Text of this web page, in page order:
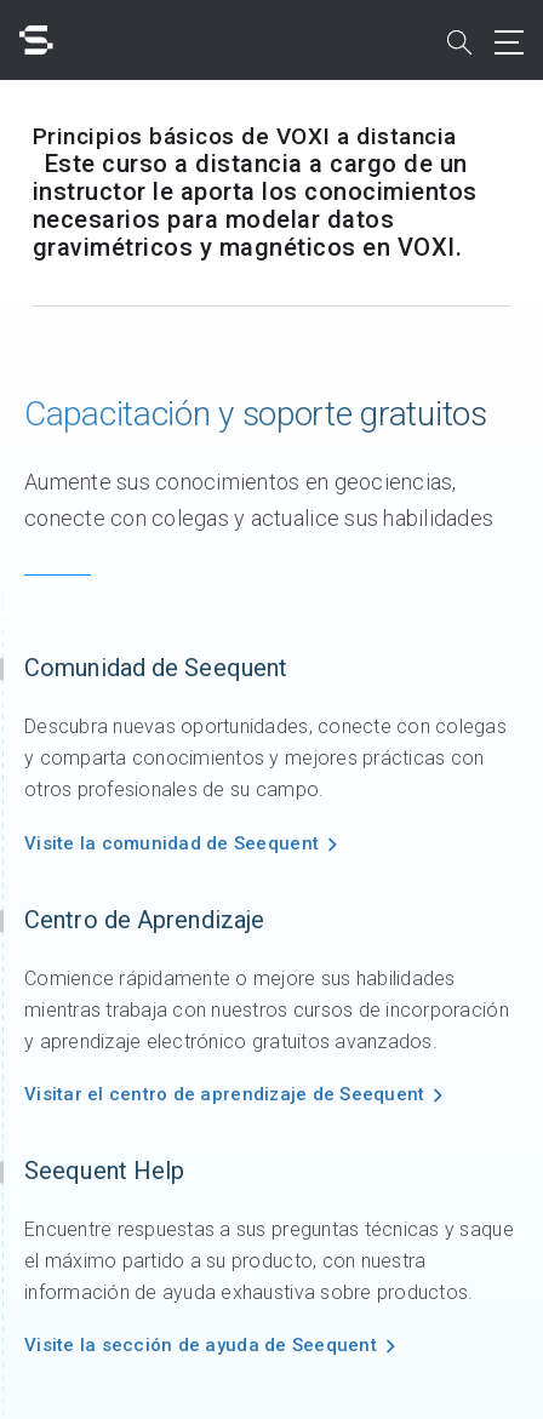
main
Acceso rápido a
search
Principios básicos de VOXI a distancia
Este curso a distancia a cargo de un
instructor le aporta los conocimientos
necesarios para modelar datos
gravimétricos y magnéticos en VOXI.
Capacitación y soporte gratuitos
Aumente sus conocimientos en geociencias,
conecte con colegas y actualice sus habilidades
Comunidad de Seequent
Descubra nuevas oportunidades, conecte con colegas
y comparta conocimientos y mejores prácticas con
otros profesionales de su campo.
Visite la comunidad de Seequent
Centro de Aprendizaje
Comience rápidamente o mejore sus habilidades
mientras trabaja con nuestros cursos de incorporación
y aprendizaje electrónico gratuitos avanzados.
Visitar el centro de aprendizaje de Seequent
Seequent Help
Encuentre respuestas a sus preguntas técnicas y saque
el máximo partido a su producto, con nuestra
información de ayuda exhaustiva sobre productos.
Visite la sección de ayuda de Seequent